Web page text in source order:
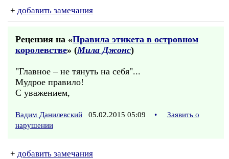
+ добавить замечания
Рецензия на «Правила этикета в островном
королевстве» (Мила Джонс)
"Главное – не тянуть на себя"...
Мудрое правило!
С уважением,
Вадим Данилевский 05.02.2015 05:09 •
Заявить о
нарушении
+ добавить замечания